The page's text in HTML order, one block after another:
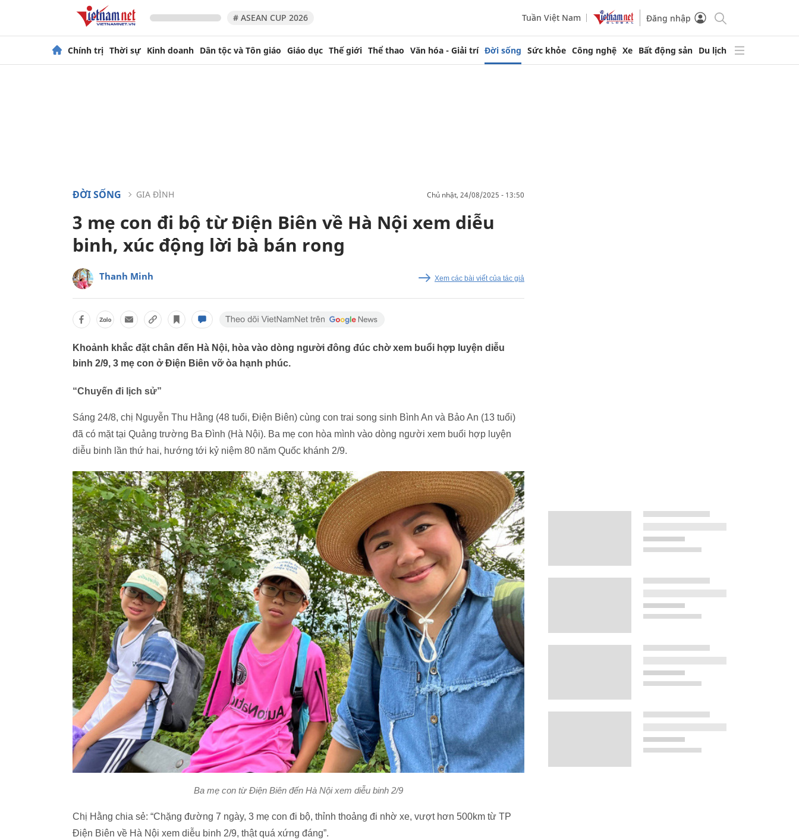
# ASEAN CUP 2026 Tuần Việt Nam Đăng nhập
Chính trị Thời sự Kinh doanh Dân tộc và Tôn giáo Giáo dục Thế giới Thể thao Văn hóa - Giải trí Đời sống Sức khỏe Công nghệ Xe Bất động sản Du lịch
ĐỜI SỐNG GIA ĐÌNH chủ nhật, 24/08/2025 - 13:50
3 mẹ con đi bộ từ Điện Biên về Hà Nội xem diễu
binh, xúc động lời bà bán rong
Thanh Minh Xem các bài viết của tác giả
Khoảnh khắc đặt chân đến Hà Nội, hòa vào dòng người đông đúc chờ xem buổi hợp luyện diễu
binh 2/9, 3 mẹ con ở Điện Biên vỡ òa hạnh phúc.
“Chuyến đi lịch sử”
Sáng 24/8, chị Nguyễn Thu Hằng (48 tuổi, Điện Biên) cùng con trai song sinh Bình An và Bảo An (13 tuổi)
đã có mặt tại Quảng trường Ba Đình (Hà Nội). Ba mẹ con hòa mình vào dòng người xem buổi hợp luyện
diễu binh lần thứ hai, hướng tới kỷ niệm 80 năm Quốc khánh 2/9.
Ba mẹ con từ Điện Biên đến Hà Nội xem diễu binh 2/9
Chị Hằng chia sẻ: “Chặng đường 7 ngày, 3 mẹ con đi bộ, thỉnh thoảng đi nhờ xe, vượt hơn 500km từ TP
Điện Biên về Hà Nội xem diễu binh 2/9, thật quá xứng đáng”.